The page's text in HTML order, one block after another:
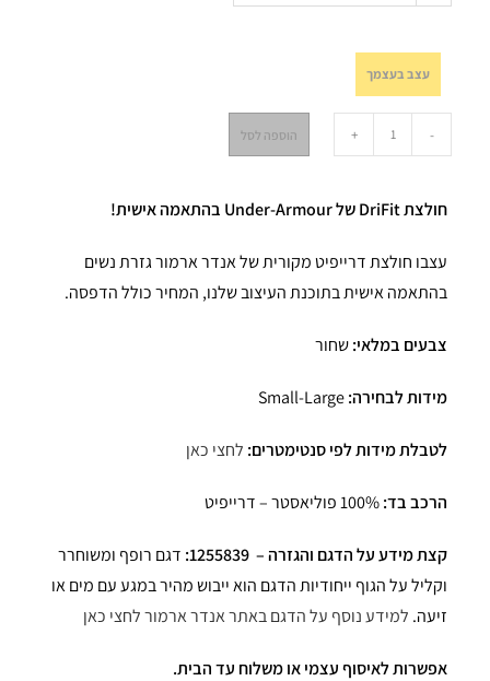
עצב בעצמך
-
+ הוספה לסל
חולצת DriFit של Under-Armour בהתאמה אישית!
עצבו חולצת דרייפיט מקורית של אנדר ארמור גזרת נשים
בהתאמה אישית בתוכנת העיצוב שלנו, המחיר כולל הדפסה.
צבעים במלאי:שחור
מידות לבחירה:
לטבלת מידות לפי סנטימטרים: לחצי כאן
הרכב בד:
קצת מידע על הדגם והגזרה – 1255839:
דגם רופף ומשוחרר
וקליל על הגוף ייחודיות הדגם הוא ייבוש מהיר במגע עם מים או
זיעה. למידע נוסף על הדגם באתר אנדר ארמור לחצי כאן
אפשרות לאיסוף עצמי או משלוח עד הבית.